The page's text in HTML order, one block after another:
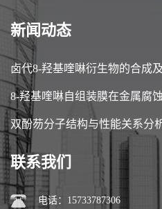
新闻动态
卤代8-羟基喹啉衍生物的合成
8-羟基喹啉自组装膜在金属腐
双酚芴分子结构与性能关系分
联系我们
电话：15733787306